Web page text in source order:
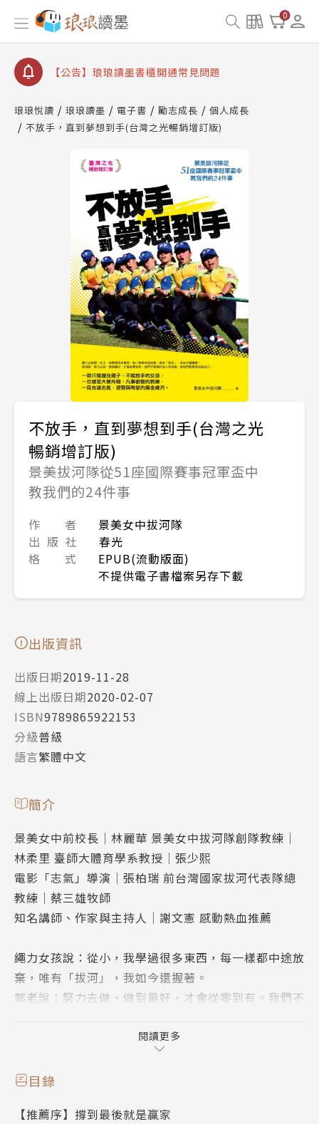
0
【公告】因 Readmoo 讀墨系統維護中，本站同步暫
停部分閱讀服務
【公告】琅琅讀墨數位閱讀資產合併與書櫃開通申請
【公告】琅琅讀墨書櫃開通常見問題
請圖文教學
【公告】琅琅書店服務升級重要說明及資產合併結果
查詢
停部分閱讀服務
琅琅悅讀 琅琅讀墨 電子書 勵志成長
個人成長
不放手，直到夢想到手(台灣之光暢銷增訂版)
不放手，直到夢想到手(台灣之光
暢銷增訂版)
景美拔河隊從51座國際賽事冠軍盃中
教我們的24件事
作 者
景美女中拔河隊
出 版 社
春光
格 式
EPUB(流動版面)
不提供電子書檔案另存下載
出版資訊
出版日期2019-11-28
線上出版日期2020-02-07
ISBN9789865922153
分級普級
語言繁體中文
簡介
景美女中前校長│林麗華 景美女中拔河隊創隊教練│
林柔里 臺師大體育學系教授│張少熙
電影「志氣」導演│張柏瑞 前台灣國家拔河代表隊總
教練│蔡三雄牧師
知名講師、作家與主持人│謝文憲 感動熱血推薦
繩力女孩說：從小，我學過很多東西，每一樣都中途放
棄，唯有「拔河」，我如今還握著。
郭老說：努力去做，做到最好，才會從零到有。我們不
一群只能握住繩子、不能放手的女孩，
一位總是大聲斥喝、凡事都管的教練，
閱讀更多
目錄
【推薦序】撐到最後就是贏家